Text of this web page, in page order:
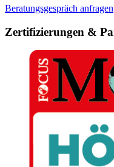
Beratungsgespräch anfragen
Zertifizierungen &